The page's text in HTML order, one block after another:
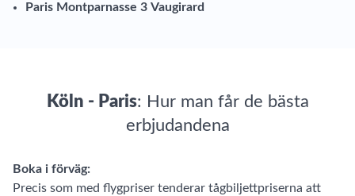
Paris Montparnasse 3 Vaugirard
Köln - Paris: Hur man får de bästa
erbjudandena
Boka i förväg:
Precis som med flygpriser tenderar tågbiljettpriserna att